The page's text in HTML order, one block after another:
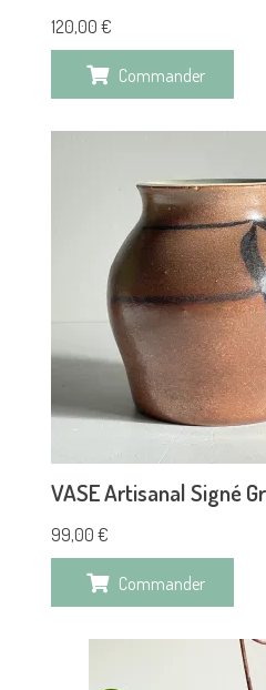
120,00 €
Commander
VASE Artisanal Signé
99,00 €
Commander